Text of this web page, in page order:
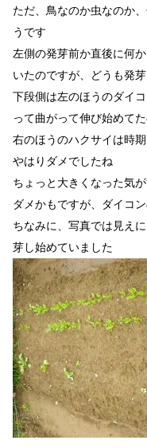
ただ、鳥なのか虫なのか
うです
左側の発芽前か直後に何
いたのですが、どうも発
下段側は左のほうのダイ
って曲がって伸び始めて
右のほうのハクサイは時
やはりダメでしたね
ちょっと大きくなった気
ダメかもですが、ダイコ
ちなみに、写真では見え
芽し始めていました